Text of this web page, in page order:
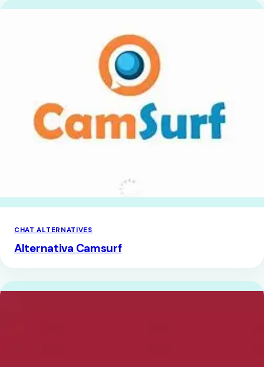
CHAT ALTERNATIVES
Alternativa Camsurf